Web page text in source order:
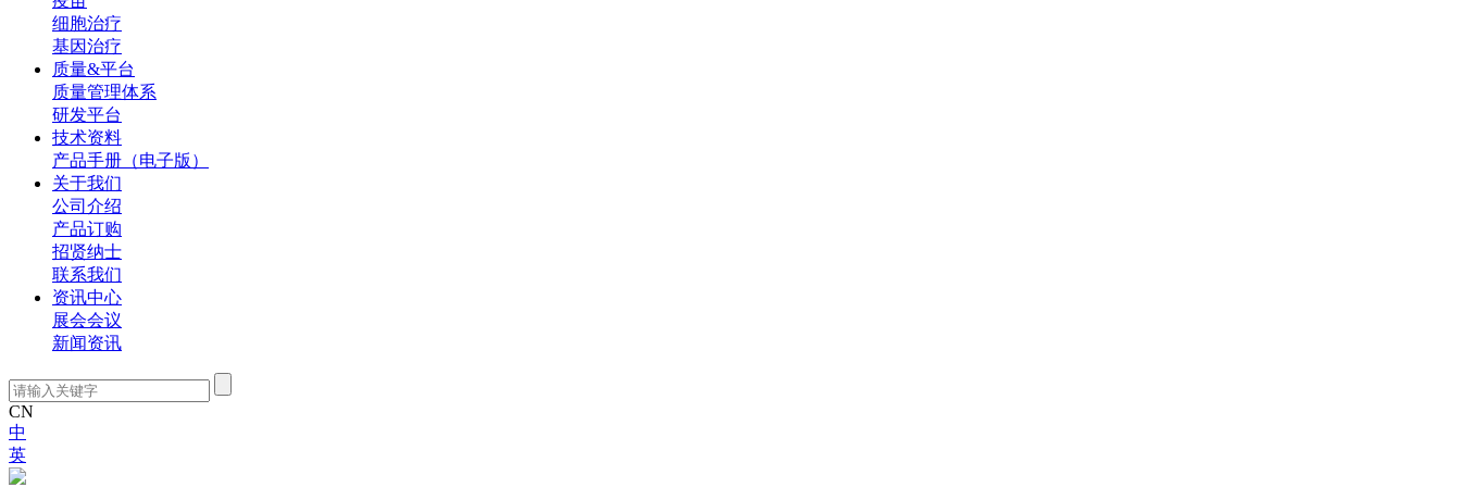
细胞治疗
基因治疗
质量&平台
质量管理体系
研发平台
技术资料
产品手册（电子版）
关于我们
公司介绍
产品订购
招贤纳士
联系我们
资讯中心
展会会议
新闻资讯
CN
中
英